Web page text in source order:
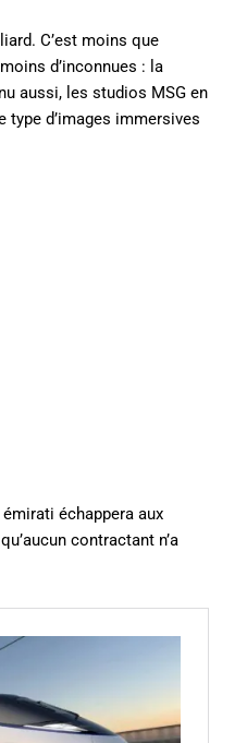
C’est moins que
d’inconnues : la
aussi, les studios MSG en
d’images immersives
échappera aux
contractant n’a